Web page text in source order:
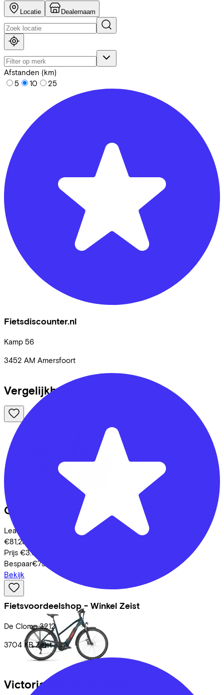
Locatie Dealernaam
Afstanden (km)
5
10 25
Fietsdiscounter.nl
Kamp 56
3452 AM Amersfoort
Fietsvoordeelshop - Winkel Zeist
De Clomp 3212
3704 KB Zeist
Vergelijkbare fietsen
Conway Cairon C 1.0 600 (2026)
Leaseprijs p/m vanaf
€81,23
Prijs €3.399,95
Bespaar€758,73
Bekijk
Victoria